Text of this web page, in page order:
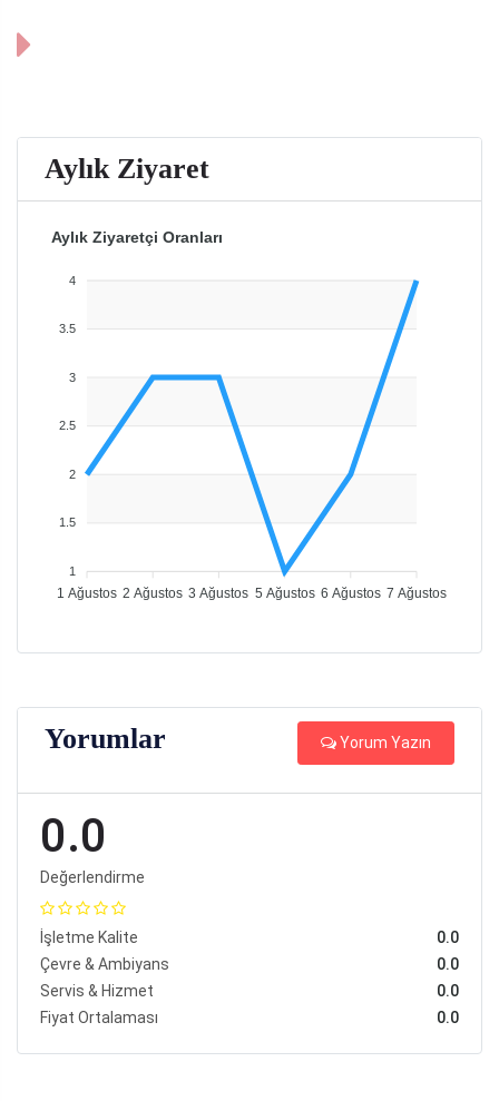
Aylık Ziyaret
Aylık Ziyaretçi Oranları
4
3.5
3
2.5
2
1.5
1
1 Ağustos 2 Ağustos 3 Ağustos 5 Ağustos 6 Ağustos 7 Ağustos
Yorumlar Yorum Yazın
0.0
Değerlendirme
İşletme Kalite
0.0
Çevre & Ambiyans
0.0
Servis & Hizmet
0.0
Fiyat Ortalaması
0.0